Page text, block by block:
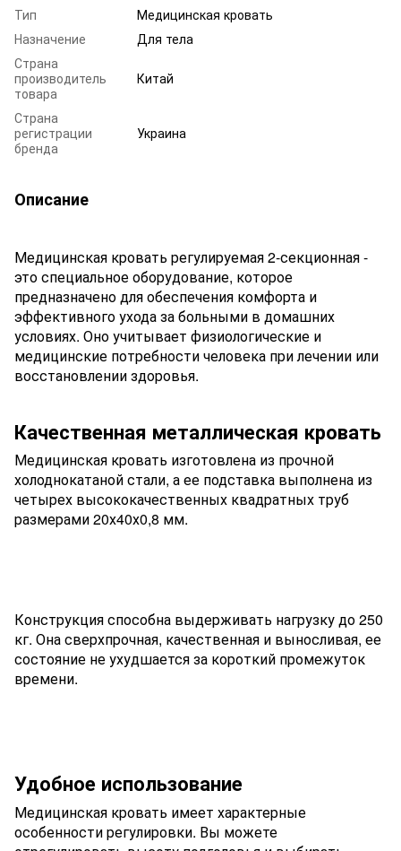
Тип
Медицинская кровать
Назначение
Для тела
Страна
производитель
товара
Китай
Страна
регистрации
бренда
Украина
Описание
Медицинская кровать регулируемая 2-секционная -
это специальное оборудование, которое
предназначено для обеспечения комфорта и
эффективного ухода за больными в домашних
условиях. Оно учитывает физиологические и
медицинские потребности человека при лечении или
восстановлении здоровья.
Качественная металлическая кровать
Медицинская кровать изготовлена из прочной
холоднокатаной стали, а ее подставка выполнена из
четырех высококачественных квадратных труб
размерами 20х40х0,8 мм.
Конструкция способна выдерживать нагрузку до 250
кг. Она сверхпрочная, качественная и выносливая, ее
состояние не ухудшается за короткий промежуток
времени.
Удобное использование
Медицинская кровать имеет характерные
особенности регулировки. Вы можете